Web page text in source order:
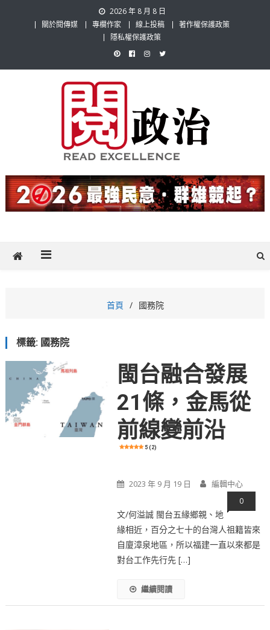
2026 年 8 月 8 日
關於閱傳媒
專欄作家 線上投稿
著作權保護政策
隱私權保護政策
閱政治 Read Gov News
題，也要專業評論，閱政治與多元的政治評論家與專欄作家邀稿合作，
讓讀者有最多元和專業的選擇。
首頁 國務院
標籤: 國務院
閩台融合發展
21條，金馬從
前線變前沿
5 (2)
2023 年 9 月 19 日 編輯中心
0
文/何溢誠 閩台五緣鄉親、地
緣相近，百分之七十的台灣人祖籍皆來
自廈漳泉地區，所以福建一直以來都是
對台工作先行先 […]
繼續閱讀